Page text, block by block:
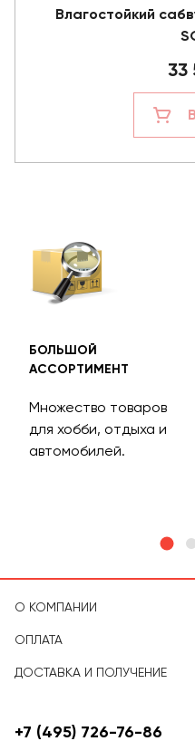
Влагостойкий
33
БОЛЬШОЙ
АССОРТИМЕНТ
Множество товаров
для хобби, отдыха и
автомобилей.
О КОМПАНИИ
ОПЛАТА
ДОСТАВКА И ПОЛУЧЕНИЕ
+7 (495) 726-76-86